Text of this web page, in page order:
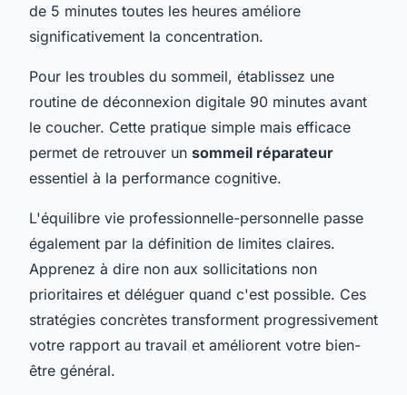
de 5 minutes toutes les heures améliore
significativement la concentration.
Pour les troubles du sommeil, établissez une
routine de déconnexion digitale 90 minutes avant
le coucher. Cette pratique simple mais efficace
permet de retrouver un sommeil réparateur
essentiel à la performance cognitive.
L'équilibre vie professionnelle-personnelle passe
également par la définition de limites claires.
Apprenez à dire non aux sollicitations non
prioritaires et déléguer quand c'est possible. Ces
stratégies concrètes transforment progressivement
votre rapport au travail et améliorent votre bien-
être général.